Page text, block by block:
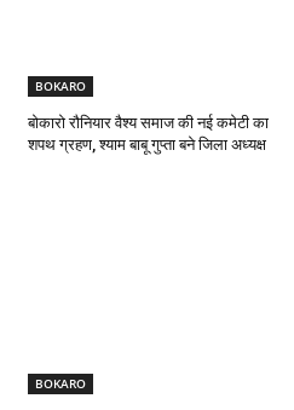
BOKARO
बोकारो रौनियार वैश्य समाज की नई कमेटी का
शपथ ग्रहण, श्याम बाबू गुप्ता बने जिला अध्यक्ष
BOKARO